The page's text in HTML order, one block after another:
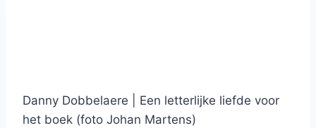
Danny Dobbelaere | Een letterlijke liefde voor
het boek (foto Johan Martens)